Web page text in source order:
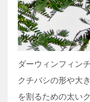
ダーウィンフィン
クチバシの形や大
を割るための太い